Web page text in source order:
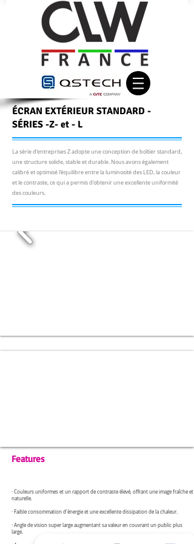
ÉCRAN EXTÉRIEUR STANDARD -
SÉRIES -Z- et - L
La série d'entreprises Z adopte une conception de boîtier standard,
une structure solide, stable et durable. Nous avons également
calibré et optimisé l'équilibre entre la luminosité des LED, la couleur
et le contraste, ce qui a permis d'obtenir une excellente uniformité
des couleurs.
Features
· Couleurs uniformes et un rapport de contraste élevé, offrant une image fraîche et
naturelle.
· Faible consommation d'énergie et une excellente dissipation de la chaleur.
· Angle de vision super large augmentant sa valeur en couvrant un public plus
large.